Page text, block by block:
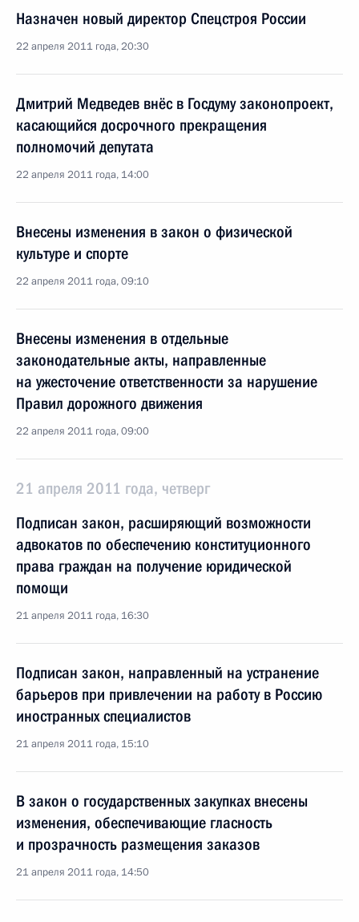
Назначен новый директор Спецстроя России
22 апреля 2011 года, 20:30
Дмитрий Медведев внёс в Госдуму законопроект,
касающийся досрочного прекращения
полномочий депутата
22 апреля 2011 года, 14:00
Внесены изменения в закон о физической
культуре и спорте
22 апреля 2011 года, 09:10
Внесены изменения в отдельные
законодательные акты, направленные
на ужесточение ответственности за нарушение
Правил дорожного движения
22 апреля 2011 года, 09:00
21 апреля 2011 года, четверг
Подписан закон, расширяющий возможности
адвокатов по обеспечению конституционного
права граждан на получение юридической
помощи
21 апреля 2011 года, 16:30
Подписан закон, направленный на устранение
барьеров при привлечении на работу в Россию
иностранных специалистов
21 апреля 2011 года, 15:10
В закон о государственных закупках внесены
изменения, обеспечивающие гласность
и прозрачность размещения заказов
21 апреля 2011 года, 14:50